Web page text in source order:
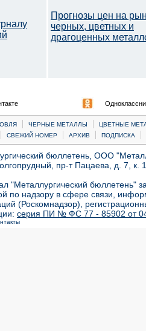
Прогнозы цен на
черных, цветных и
драгоценных
| ЧЕРНЫЕ МЕТАЛЛЫ |
ЦВЕТНЫЕ
| СВЕЖИЙ НОМЕР | АРХИВ | ПОДПИСКА |
бюллетень, ООО
пр-т Пацаева, д. 7,
"Металлургический бюллетень"
по надзору в сфере связи,
(Роскомнадзор),
серия ПИ № ФС 77 - 85902 от 04